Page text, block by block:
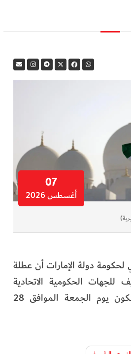
07
أغسطس 2026
لحكومة دولة الإمارات أن عطلة
للجهات الحكومية الاتحادية
والقطاع الخاص ستكون يوم الجمعة الموافق 28